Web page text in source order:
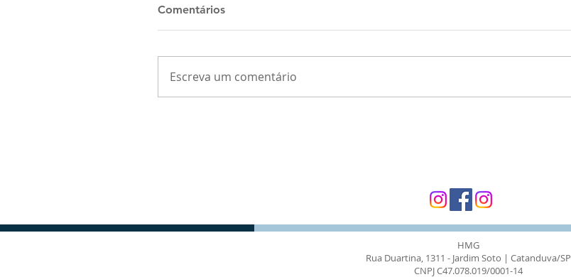
Comentários
Escreva um comentário
HMG
Rua Duartina, 1311 - Jardim Soto | Catanduva/SP
CNPJ C47.078.019/0001-14